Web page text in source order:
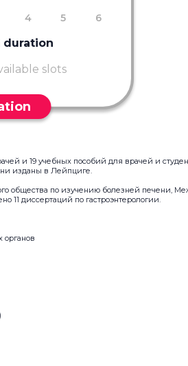
4 5 6
duration
slots
и 19 учебных пособий для врачей и
изданы в Лейпциге.
общества по изучению болезней печени,
11 диссертаций по гастроэнтерологии.
органов